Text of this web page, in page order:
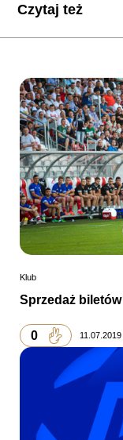
Czytaj też
Klub
Sprzedaż
0 11.07.2019